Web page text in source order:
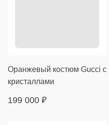
Оранжевый костюм Gucci с
кристаллами
199 000 ₽